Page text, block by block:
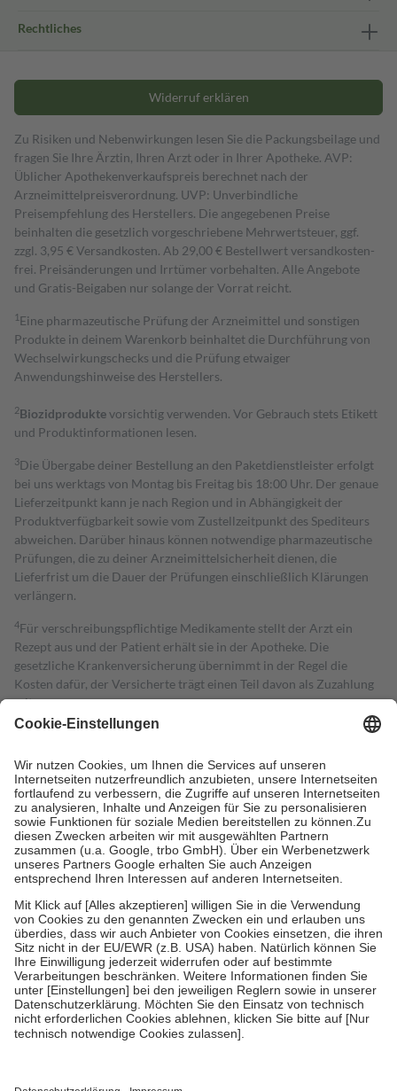
Rechtliches
Widerruf erklären
Zu Risiken und Nebenwirkungen lesen Sie die Packungsbeilage und
fragen Sie Ihre Ärztin, Ihren Arzt oder in Ihrer Apotheke. AVP:
Üblicher Apothekenverkaufspreis berechnet nach der
Arzneimittelpreisverordnung. UVP: Unverbindliche
Preisempfehlung des Herstellers. Die angegebenen Preise
beinhalten die gesetzlich vorgeschriebene Mehrwertsteuer, ggf.
zzgl. 3,95 € Versandkosten. Ab 29,00 € Bestell­wert versand­kosten­
frei. Preisänderungen und Irrtümer vorbehalten. Alle Angebote
und Gratis-Beigaben nur solange der Vorrat reicht.
1 Eine pharmazeutische Prüfung der Arzneimittel und sonstigen
Produkte in deinem Warenkorb beinhaltet die Durchführung von
Wechselwirkungschecks und die Prüfung etwaiger
Anwendungshinweise des Herstellers.
2Biozidproduktevorsichtig verwenden. Vor Gebrauch stets Etikett
und Produktinformationen lesen.
3Die Übergabe deiner Bestellung an den Paketdienstleister erfolgt
bei uns werktags von Montag bis Freitag bis 18:00 Uhr. Der genaue
Lieferzeitpunkt kann je nach Region und in Abhängigkeit der
Produktverfügbarkeit sowie vom Zustellzeitpunkt des Spediteurs
abweichen. Darüber hinaus können notwendige pharmazeutische
Prüfungen, die zu deiner Arzneimittelsicherheit dienen, die
Lieferfrist um die Dauer der Prüfungen einschließlich Klärungen
verlängern.
4Für verschreibungspflichtige Medikamente stellt der Arzt ein
Rezept aus und der Patient erhält sie in der Apotheke. Die
gesetzliche Krankenversicherung übernimmt in der Regel die
Kosten dafür, der Versicherte trägt einen Teil davon als Zuzahlung
mit.
Grundsätzlich leisten Mitglieder Zuzahlungen in Höhe von zehn
höchstens zehn Euro.
Es sind jedoch nie mehr als die tatsächlichen
Kosten der Leistung zu entrichten.
Diese Regeln gelten grundsätzlich auch für Online-Apotheken.
Bei Heilmitteln und häuslicher Krankenpflege beträgt die
Zuzahlung zehn Prozent der Kosten sowie zehn Euro je
Verordnung.
Um das Engagement der Versicherten für ihre eigene Gesundheit zu
stärken und die besondere Stellung der Familie zu unterstützen,
fallenkeine Zuzahlungenan bei:
• Kindern und Jugendlichen bis zum vollendeten 18. Lebensjahr
mit Ausnahme der Fahrkosten
• Untersuchungen zur Vorsorge und Früherkennung, die von der
GKV getragen werden
• empfohlenen Schutzimpfungen
• Harn- und Blutteststreifen